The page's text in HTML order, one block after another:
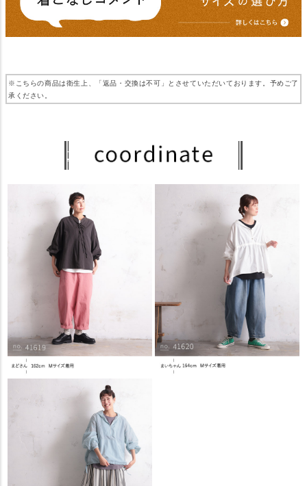
※こちらの商品は衛生上、「返品・交換は不可」とさせていただいております。予めご了
承ください。